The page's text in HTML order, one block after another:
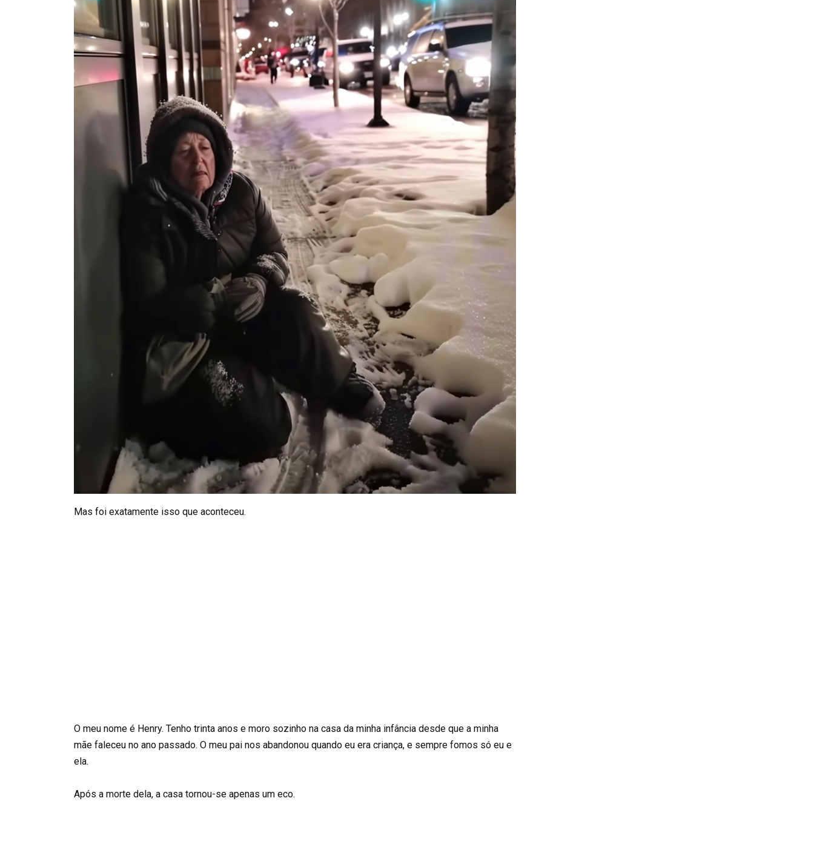
Mas foi exatamente isso que aconteceu.
O meu nome é Henry. Tenho trinta anos e moro sozinho na casa da minha infância desde que a minha
mãe faleceu no ano passado. O meu pai nos abandonou quando eu era criança, e sempre fomos só eu e
ela.
Após a morte dela, a casa tornou-se apenas um eco.